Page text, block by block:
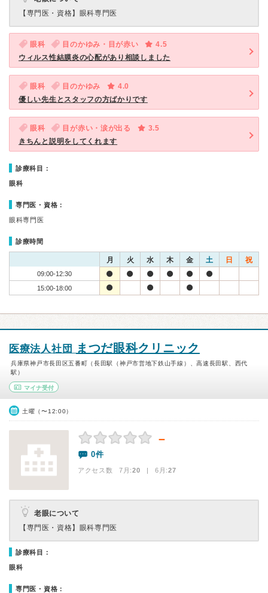
【専門医・資格】 眼科専門医
眼科 目のかゆみ・目が赤い
4.5
ウィルス性結膜炎の心配があり相談しました
眼科 目のかゆみ
4.0
優しい先生とスタッフの方ばかりです
眼科 目が赤い・涙が出る
3.5
きちんと説明をしてくれます
診療科目：
眼科
専門医・資格：
眼科専門医
診療時間
月 火 水 木 金 土 日 祝
09:00-12:30
15:00-18:00
医療法人社団 まつだ眼科クリニック
兵庫県神戸市長田区五番町（長田駅（神戸市営地下鉄山手線）、高速長田駅、西代
駅）
マイナ受付
土曜（〜12:00）
－
0件
アクセス数 7月:20 | 6月:27
老眼について
【専門医・資格】 眼科専門医
診療科目：
眼科
専門医・資格：